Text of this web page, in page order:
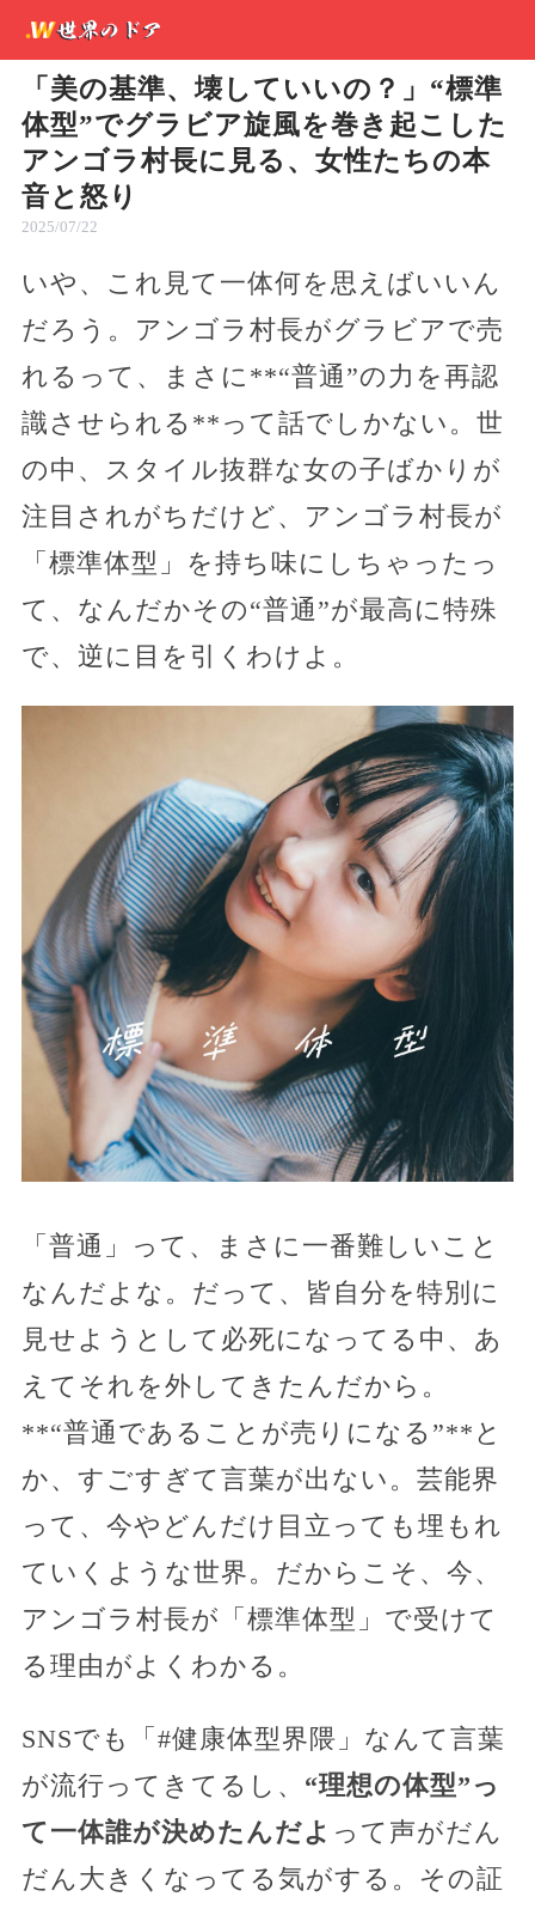
「美の基準、壊していいの？」“標準
体型”でグラビア旋風を巻き起こした
アンゴラ村長に見る、女性たちの本
音と怒り
2025/07/22
いや、これ見て一体何を思えばいいん
だろう。アンゴラ村長がグラビアで売
れるって、まさに**“普通”の力を再認
識させられる**って話でしかない。世
の中、スタイル抜群な女の子ばかりが
注目されがちだけど、アンゴラ村長が
「標準体型」を持ち味にしちゃったっ
て、なんだかその“普通”が最高に特殊
で、逆に目を引くわけよ。
「普通」って、まさに一番難しいこと
なんだよな。だって、皆自分を特別に
見せようとして必死になってる中、あ
えてそれを外してきたんだから。
**“普通であることが売りになる”**と
か、すごすぎて言葉が出ない。芸能界
って、今やどんだけ目立っても埋もれ
ていくような世界。だからこそ、今、
アンゴラ村長が「標準体型」で受けて
る理由がよくわかる。
SNSでも「#健康体型界隈」なんて言葉
が流行ってきてるし、 “理想の体型”っ
て一体誰が決めたんだよ って声がだん
だん大きくなってる気がする。その証